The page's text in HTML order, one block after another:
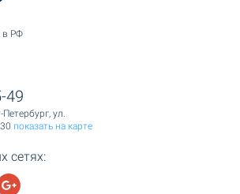
в РФ
49
ул.
показать на карте
сетях: